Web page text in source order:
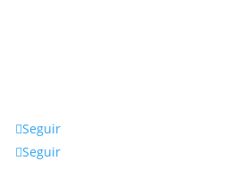
Seguir
Seguir